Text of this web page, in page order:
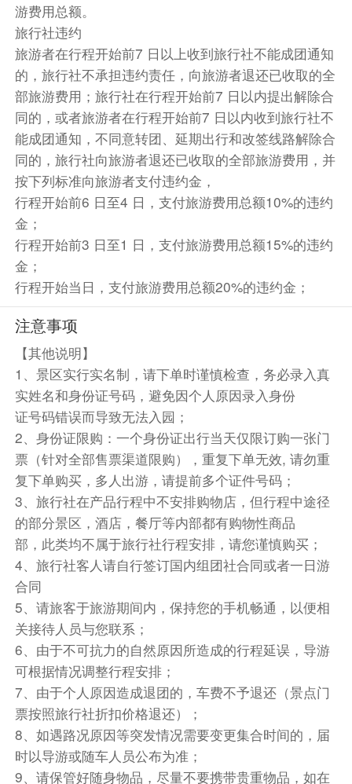
游费用总额。
旅行社违约
旅游者在行程开始前7 日以上收到旅行社不能成团通知
的，旅行社不承担违约责任，向旅游者退还已收取的全
部旅游费用；旅行社在行程开始前7 日以内提出解除合
同的，或者旅游者在行程开始前7 日以内收到旅行社不
能成团通知，不同意转团、延期出行和改签线路解除合
同的，旅行社向旅游者退还已收取的全部旅游费用，并
按下列标准向旅游者支付违约金，
行程开始前6 日至4 日，支付旅游费用总额10%的违约
金；
行程开始前3 日至1 日，支付旅游费用总额15%的违约
金；
行程开始当日，支付旅游费用总额20%的违约金；
注意事项
【其他说明】
1、景区实行实名制，请下单时谨慎检查，务必录入真
实姓名和身份证号码，避免因个人原因录入身份
证号码错误而导致无法入园；
2、身份证限购：一个身份证出行当天仅限订购一张门
票（针对全部售票渠道限购），重复下单无效, 请勿重
复下单购买，多人出游，请提前多个证件号码；
3、旅行社在产品行程中不安排购物店，但行程中途径
的部分景区，酒店，餐厅等内部都有购物性商品
部，此类均不属于旅行社行程安排，请您谨慎购买；
4、旅行社客人请自行签订国内组团社合同或者一日游
合同
5、请旅客于旅游期间内，保持您的手机畅通，以便相
关接待人员与您联系；
6、由于不可抗力的自然原因所造成的行程延误，导游
可根据情况调整行程安排；
7、由于个人原因造成退团的，车费不予退还（景点门
票按照旅行社折扣价格退还）；
8、如遇路况原因等突发情况需要变更集合时间的，届
时以导游或随车人员公布为准；
9、请保管好随身物品，尽量不要携带贵重物品，如在